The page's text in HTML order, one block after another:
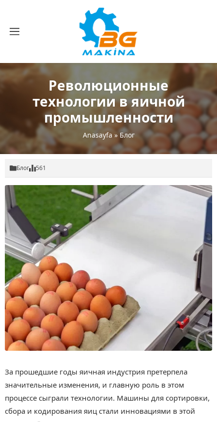
Революционные
технологии в яичной
промышленности
Anasayfa »Блог
Блог 561
За прошедшие годы яичная индустрия претерпела
значительные изменения, и главную роль в этом
процессе сыграли технологии. Машины для сортировки,
сбора и кодирования яиц стали инновациями в этой